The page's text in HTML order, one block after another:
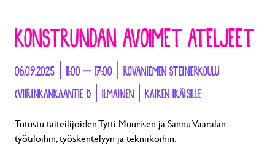
KONSTRUNDAN AVOIMET ATELJEET
06.09.2025 | 11:00 – 17:00 | ROVANIEMEN STEINERKOULU
(VIIRINKANKAANTIE 1) | ILMAINEN | KAIKEN IKÄISILLE
Tutustu taiteilijoiden Tytti Muurisen ja Sannu Vaaralan
työtiloihin, työskentelyyn ja tekniikoihin.